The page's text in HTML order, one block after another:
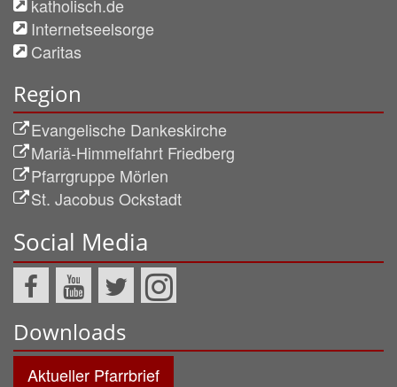
katholisch.de
Internetseelsorge
Caritas
Region
Evangelische Dankeskirche
Mariä-Himmelfahrt Friedberg
Pfarrgruppe Mörlen
St. Jacobus Ockstadt
Social Media
Downloads
Aktueller Pfarrbrief